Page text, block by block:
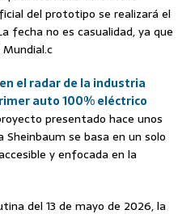
del prototipo se realizará el
fecha no es casualidad, ya que
el radar de la industria
auto 100% eléctrico
presentado hace unos
se basa en un solo
y enfocada en la
del 13 de mayo de 2026, la